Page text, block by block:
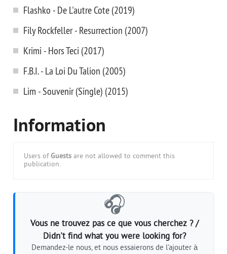
Flashko - De L'autre Cote (2019)
Fily Rockfeller - Resurrection (2007)
Krimi - Hors Teci (2017)
F.B.I. - La Loi Du Talion (2005)
Lim - Souvenir (Single) (2015)
Information
Users of Guests are not allowed to comment this
publication.
🎧
Vous ne trouvez pas ce que vous cherchez ? /
Didn't find what you were looking for?
Demandez-le nous, et nous essaierons de l'ajouter à